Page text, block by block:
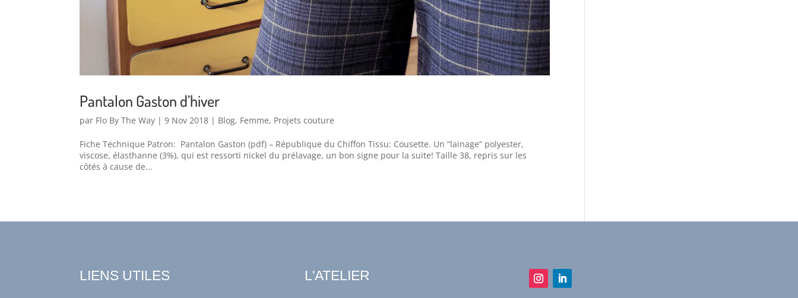
Pantalon Gaston d’hiver
par Flo By The Way |9 Nov 2018 | Blog, Femme, Projets couture
Fiche Technique Patron: Pantalon Gaston (pdf) – République du Chiffon Tissu: Cousette. Un “lainage” polyester,
viscose, élasthanne (3%), qui est ressorti nickel du prélavage, un bon signe pour la suite! Taille 38, repris sur les
côtés à cause de...
LIENS UTILES L'ATELIER